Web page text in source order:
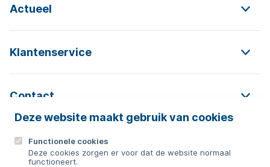
Deze website maakt gebruik van cookies
Functionele cookies
Deze cookies zorgen er voor dat de website normaal
functioneert.
Actueel
Klantenservice
Contact
Contact